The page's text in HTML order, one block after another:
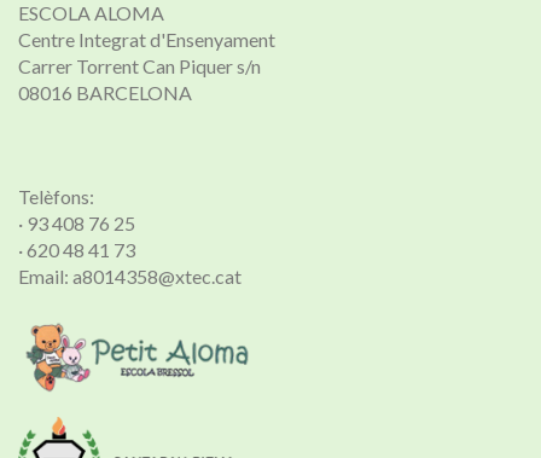
ESCOLA ALOMA
Centre Integrat d'Ensenyament
Carrer Torrent Can Piquer s/n
08016 BARCELONA
Telèfons:
· 93 408 76 25
· 620 48 41 73
Email: a8014358@xtec.cat